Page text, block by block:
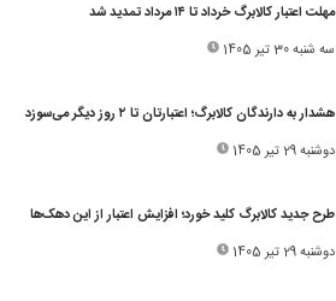
مهلت اعتبار کالابرگ خرداد تا ۱۴ مرداد تمدید شد
سه شنبه 30 تیر 1405
هشدار به دارندگان کالابرگ؛ اعتبارتان تا ۲ روز دیگر می‌سوزد
دوشنبه 29 تیر 1405
طرح جدید کالابرگ کلید خورد؛ افزایش اعتبار از این دهک‌ها
دوشنبه 29 تیر 1405